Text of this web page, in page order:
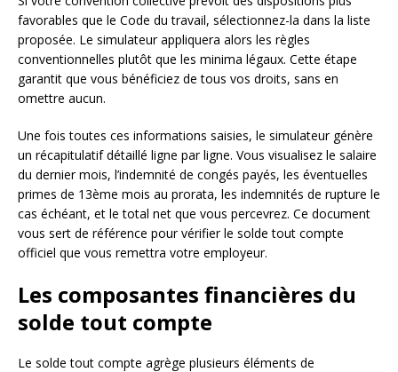
favorables que le Code du travail, sélectionnez-la dans la liste
proposée. Le simulateur appliquera alors les règles
conventionnelles plutôt que les minima légaux. Cette étape
garantit que vous bénéficiez de tous vos droits, sans en
omettre aucun.
Une fois toutes ces informations saisies, le simulateur génère
un récapitulatif détaillé ligne par ligne. Vous visualisez le salaire
du dernier mois, l’indemnité de congés payés, les éventuelles
primes de 13ème mois au prorata, les indemnités de rupture le
cas échéant, et le total net que vous percevrez. Ce document
vous sert de référence pour vérifier le solde tout compte
officiel que vous remettra votre employeur.
Les composantes financières du
solde tout compte
Le solde tout compte agrège plusieurs éléments de